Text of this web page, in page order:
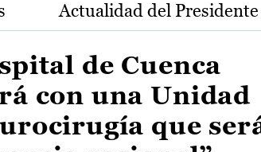
Actualidad del Presidente
de Cuenca
con una Unidad
que